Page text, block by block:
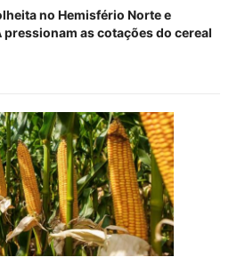
no Hemisfério Norte e
as cotações do cereal